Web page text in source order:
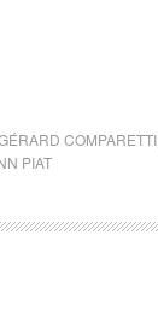
COMPARETTI
PIAT